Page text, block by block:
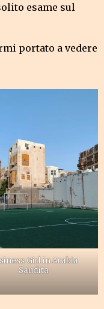
esame sul
portato a vedere
Girl in Arabia
Saudita